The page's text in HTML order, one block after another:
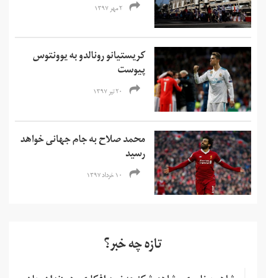
۲ مهر ۱۳۹۷
کریستیانو رونالدو به یوونتوس
پیوست
۲۰ تیر ۱۳۹۷
محمد صلاح به جام جهانی خواهد
رسید
۱۰ خرداد ۱۳۹۷
تازه چه خبر؟